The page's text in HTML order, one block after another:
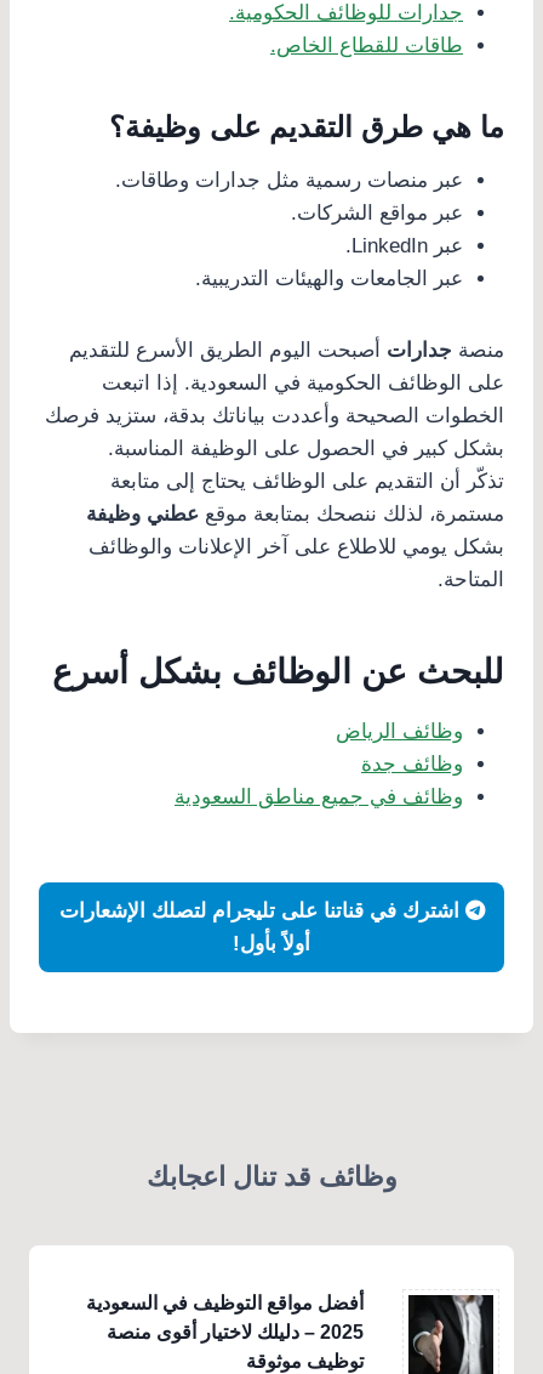
جدارات للوظائف الحكومية.
طاقات للقطاع الخاص.
ما هي طرق التقديم على وظيفة؟
عبر منصات رسمية مثل جدارات وطاقات.
عبر مواقع الشركات.
عبر LinkedIn.
عبر الجامعات والهيئات التدريبية.
منصة جدارات أصبحت اليوم الطريق الأسرع للتقديم
على الوظائف الحكومية في السعودية. إذا اتبعت
الخطوات الصحيحة وأعددت بياناتك بدقة، ستزيد فرصك
بشكل كبير في الحصول على الوظيفة المناسبة.
تذكّر أن التقديم على الوظائف يحتاج إلى متابعة
مستمرة، لذلك ننصحك بمتابعة موقع عطني وظيفة
بشكل يومي للاطلاع على آخر الإعلانات والوظائف
المتاحة.
للبحث عن الوظائف بشكل أسرع
وظائف الرياض
وظائف جدة
وظائف في جميع مناطق السعودية
اشترك في قناتنا على تليجرام لتصلك الإشعارات
أولاً بأول!
وظائف قد تنال اعجابك
أفضل مواقع التوظيف في السعودية
2025 – دليلك لاختيار أقوى منصة
توظيف موثوقة